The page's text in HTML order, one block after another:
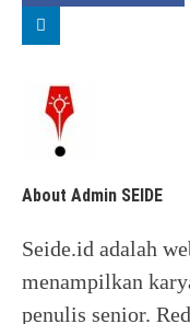
About Admin SEIDE
Seide.id adalah
menampilkan
penulis senior.